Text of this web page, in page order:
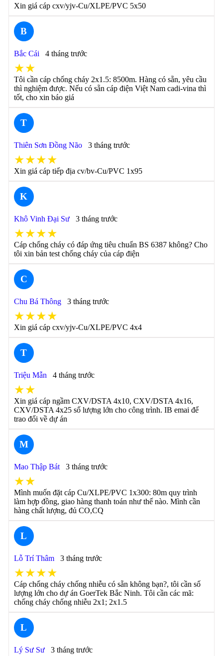
Xin giá cáp cxv/yjv-Cu/XLPE/PVC 5x50
B
Bắc Cái 4 tháng trước
★★
Tôi cần cáp chống cháy 2x1.5: 8500m. Hàng có sẵn, yêu cầu
thì nghiệm được. Nếu có sẵn cáp điện Việt Nam cadi-vina thì
tốt, cho xin báo giá
T
Thiên Sơn Đồng Não 3 tháng trước
★★★★
Xin giá cáp tiếp địa cv/bv-Cu/PVC 1x95
K
Khô Vinh Đại Sư 3 tháng trước
★★★★
Cáp chống cháy có đáp ứng tiêu chuẩn BS 6387 không? Cho
tôi xin bản test chống cháy của cáp điện
C
Chu Bá Thông 3 tháng trước
★★★★
Xin giá cáp cxv/yjv-Cu/XLPE/PVC 4x4
T
Triệu Mẫn 4 tháng trước
★★
Xin giá cáp ngầm CXV/DSTA 4x10, CXV/DSTA 4x16,
CXV/DSTA 4x25 số lượng lớn cho công trình. IB emai để
trao đổi về dự án
M
Mao Thập Bát 3 tháng trước
★★
Mình muốn đặt cáp Cu/XLPE/PVC 1x300: 80m quy trình
làm hợp đồng, giao hàng thanh toán như thế nào. Mình cần
hàng chất lượng, đủ CO,CQ
L
Lỗ Trí Thâm 3 tháng trước
★★★★
Cáp chống cháy chống nhiễu có sẵn không bạn?, tôi cần số
lượng lớn cho dự án GoerTek Bắc Ninh. Tôi cần các mã:
chống cháy chống nhiễu 2x1; 2x1.5
L
Lý Sư Sư 3 tháng trước